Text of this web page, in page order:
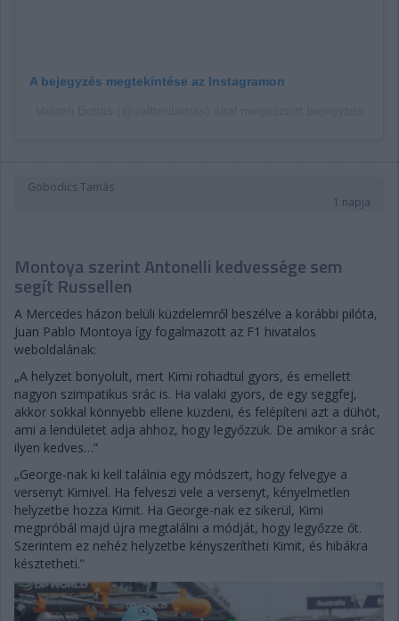
A bejegyzés megtekintése az Instagramon
Gobodics Tamás
1 napja
Montoya szerint Antonelli kedvessége sem
segít Russellen
A Mercedes házon belüli küzdelemről beszélve a korábbi pilóta,
Juan Pablo Montoya így fogalmazott az F1 hivatalos
weboldalának:
„A helyzet bonyolult, mert Kimi rohadtul gyors, és emellett
nagyon szimpatikus srác is. Ha valaki gyors, de egy seggfej,
akkor sokkal könnyebb ellene küzdeni, és felépíteni azt a dühöt,
ami a lendületet adja ahhoz, hogy legyőzzük. De amikor a srác
ilyen kedves…”
„George-nak ki kell találnia egy módszert, hogy felvegye a
versenyt Kimivel. Ha felveszi vele a versenyt, kényelmetlen
helyzetbe hozza Kimit. Ha George-nak ez sikerül, Kimi
megpróbál majd újra megtalálni a módját, hogy legyőzze őt.
Szerintem ez nehéz helyzetbe kényszerítheti Kimit, és hibákra
késztetheti.”